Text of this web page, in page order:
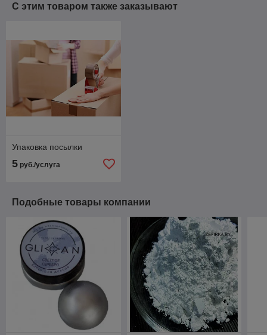
С этим товаром также заказывают
Упаковка посылки
5 руб./услуга
Подобные товары компании